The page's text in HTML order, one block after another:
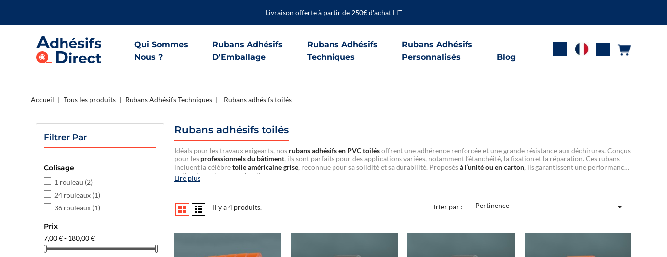
Livraison offerte à partir de 250€ d'achat HT
Qui Sommes
Nous ?
Rubans Adhésifs
D'Emballage
Rubans Adhésifs
Techniques
Rubans Adhésifs
Personnalisés
Blog
Accueil Tous les produits Rubans Adhésifs Techniques Rubans adhésifs toilés
Filtrer Par
Colisage
1 rouleau (2)
24 rouleaux (1)
36 rouleaux (1)
Prix
7,00 € - 180,00 €
Rubans adhésifs toilés
Idéals pour les travaux exigeants, nos rubans adhésifs en PVC toilésoffrent une adhérence renforcée et une grande résistance aux déchirures. Conçus
pour les professionnels du bâtiment, ils sont parfaits pour des applications variées, notamment l’étanchéité, la fixation et la réparation. Ces rubans
incluent la célèbretoile américaine grise, reconnue pour sa solidité et sa durabilité. Proposésà l’unité ou en carton, ils garantissent une performance
optimale sur tous vos chantiers.
Lire plus
Il y a 4 produits. Trier par : Pertinence 